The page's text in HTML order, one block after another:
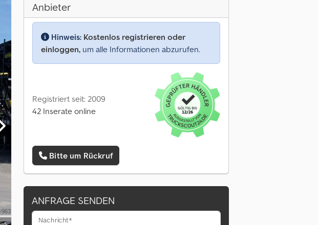
Anbieter
Hinweis: Kostenlos registrieren oder
einloggen, um alle Informationen abzurufen.
Registriert seit: 2009
42 Inserate online
Bitte um Rückruf
ANFRAGE SENDEN
Nachricht*